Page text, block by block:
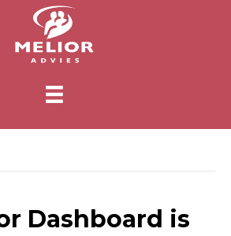
Dashboard is